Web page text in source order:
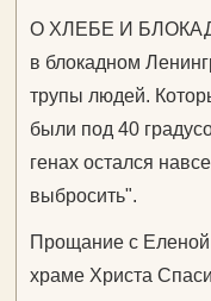
О ХЛЕБЕ И
в блокадном
трупы людей.
были под 40
генах остался
выбросить".
Прощание с Еленой
храме Христа